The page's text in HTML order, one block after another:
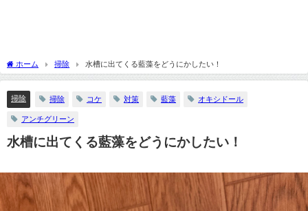
ホーム 掃除 水槽に出てくる藍藻をどうにかしたい！
掃除 掃除 コケ 対策 藍藻 オキシドール
アンチグリーン
水槽に出てくる藍藻をどうにかしたい！